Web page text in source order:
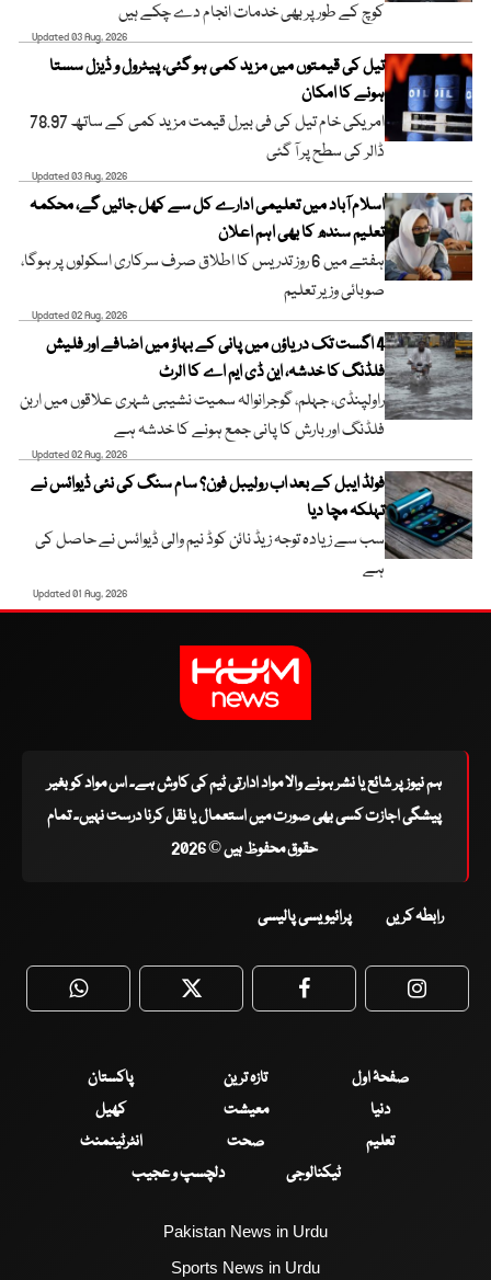
کوچ کے طور پر بھی خدمات انجام دے چکے ہیں
Updated 03 Aug, 2026
تیل کی قیمتوں میں مزید کمی ہو گئی، پیٹرول و ڈیزل سستا
ہونے کا امکان
امریکی خام تیل کی فی بیرل قیمت مزید کمی کے ساتھ 78.97
ڈالر کی سطح پر آ گئی
Updated 03 Aug, 2026
اسلام آباد میں تعلیمی ادارے کل سے کھل جائیں گے، محکمہ
تعلیم سندھ کا بھی اہم اعلان
ہفتے میں 6 روز تدریس کا اطلاق صرف سرکاری اسکولوں پر ہوگا،
صوبائی وزیر تعلیم
Updated 02 Aug, 2026
4 اگست تک دریاؤں میں پانی کے بہاؤ میں اضافے اور فلیش
فلڈنگ کا خدشہ، این ڈی ایم اے کا الرٹ
راولپنڈی، جہلم، گوجرانوالہ سمیت نشیبی شہری علاقوں میں اربن
فلڈنگ اور بارش کا پانی جمع ہونے کا خدشہ ہے
Updated 02 Aug, 2026
فولڈ ایبل کے بعد اب رولیبل فون؟ سام سنگ کی نئی ڈیوائس نے
تہلکہ مچا دیا
سب سے زیادہ توجہ زیڈ نائن کوڈ نیم والی ڈیوائس نے حاصل کی
ہے
Updated 01 Aug, 2026
ہم نیوز پر شائع یا نشر ہونے والا مواد ادارتی ٹیم کی کاوش ہے۔ اس مواد کو بغیر
پیشگی اجازت کسی بھی صورت میں استعمال یا نقل کرنا درست نہیں۔ تمام
حقوق محفوظ ہیں © 2026
رابطہ کریں پرائیویسی پالیسی
WhatsApp Twitter Facebook
صفحۂ اول تازہ ترین
پاکستان
دنیا
معیشت
کھیل
تعلیم
صحت
انٹرٹینمنٹ
ٹیکنالوجی
دلچسپ و عجیب
Pakistan News in Urdu
Sports News in Urdu